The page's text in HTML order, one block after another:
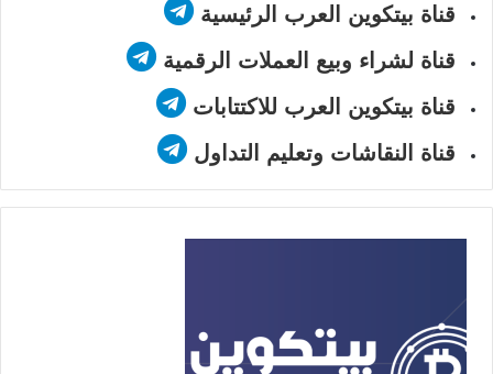
قناة بيتكوين العرب الرئيسية
قناة لشراء وبيع العملات الرقمية
قناة بيتكوين العرب للاكتتابات
قناة النقاشات وتعليم التداول